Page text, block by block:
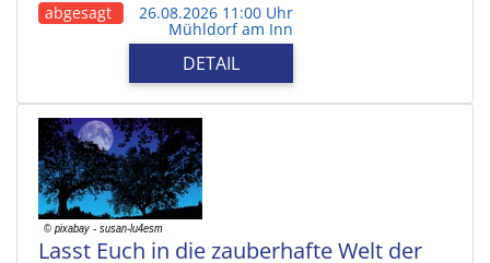
abgesagt 26.08.2026 11:00 Uhr
Mühldorf am Inn
DETAIL
Lasst Euch in die zauberhafte Welt der